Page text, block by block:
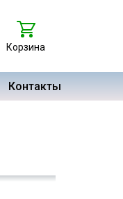
Корзина
Контакты